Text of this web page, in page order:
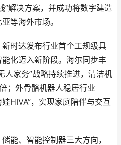
”解决方案，并成功将数字建造
等海外市场。
时达发布行业首个工规级具
化迈入新阶段。海尔同步丰
人家务”战略持续推进，清洁机
；外骨骼机器人稳居行业
HIVA”，实现家庭陪伴与交互
能、智能控制器三大方向，